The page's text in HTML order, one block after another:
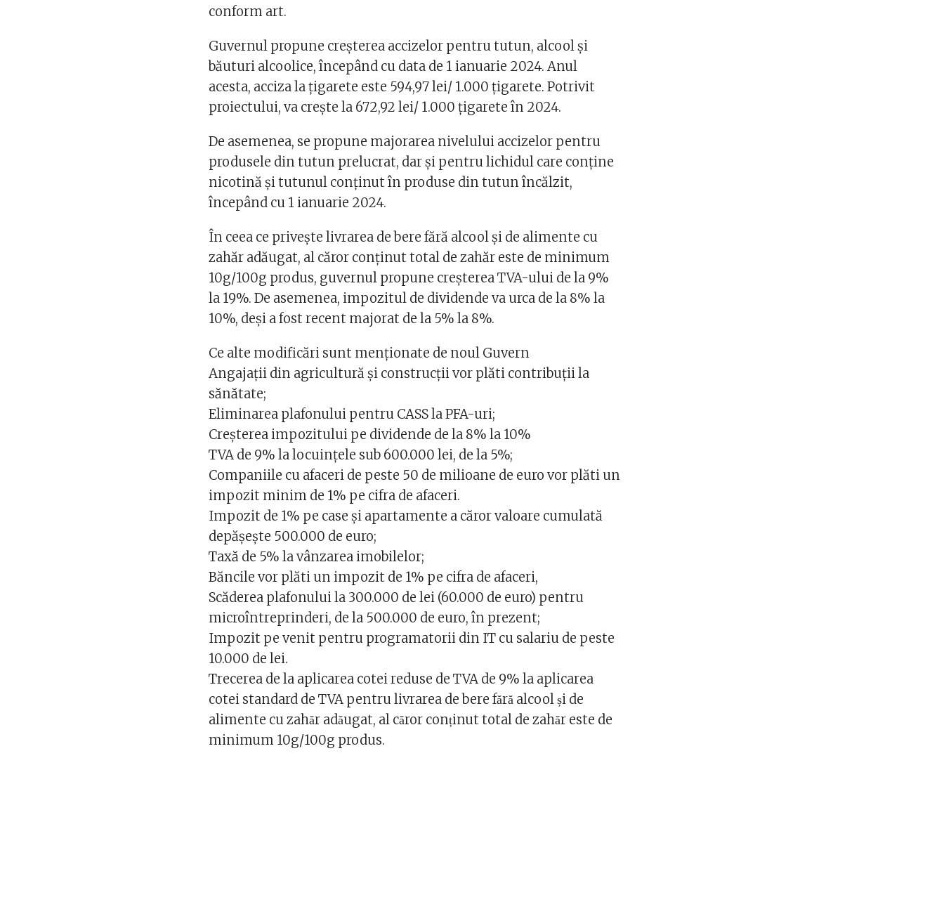
conform art.
Guvernul propune creșterea accizelor pentru tutun, alcool și
băuturi alcoolice, începând cu data de 1 ianuarie 2024. Anul
acesta, acciza la țigarete este 594,97 lei/ 1.000 țigarete. Potrivit
proiectului, va crește la 672,92 lei/ 1.000 țigarete în 2024.
De asemenea, se propune majorarea nivelului accizelor pentru
produsele din tutun prelucrat, dar și pentru lichidul care conține
nicotină și tutunul conținut în produse din tutun încălzit,
începând cu 1 ianuarie 2024.
În ceea ce privește livrarea de bere fără alcool și de alimente cu
zahăr adăugat, al căror conținut total de zahăr este de minimum
10g/100g produs, guvernul propune creșterea TVA-ului de la 9%
la 19%. De asemenea, impozitul de dividende va urca de la 8% la
10%, deși a fost recent majorat de la 5% la 8%.
Ce alte modificări sunt menționate de noul Guvern
Angajaţii din agricultură şi construcţii vor plăti contribuţii la
sănătate;
Eliminarea plafonului pentru CASS la PFA-uri;
Creşterea impozitului pe dividende de la 8% la 10%
TVA de 9% la locuinţele sub 600.000 lei, de la 5%;
Companiile cu afaceri de peste 50 de milioane de euro vor plăti un
impozit minim de 1% pe cifra de afaceri.
Impozit de 1% pe case şi apartamente a căror valoare cumulată
depășește 500.000 de euro;
Taxă de 5% la vânzarea imobilelor;
Băncile vor plăti un impozit de 1% pe cifra de afaceri,
Scăderea plafonului la 300.000 de lei (60.000 de euro) pentru
microîntreprinderi, de la 500.000 de euro, în prezent;
Impozit pe venit pentru programatorii din IT cu salariu de peste
10.000 de lei.
Trecerea de la aplicarea cotei reduse de TVA de 9% la aplicarea
cotei standard de TVA pentru livrarea de bere fără alcool și de
alimente cu zahăr adăugat, al căror conținut total de zahăr este de
minimum 10g/100g produs.